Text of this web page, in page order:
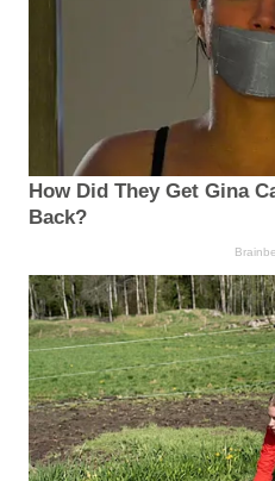
How Did They Get Gina
Back?